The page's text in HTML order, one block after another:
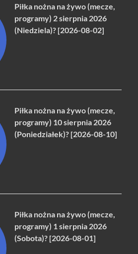
Piłka nożna na żywo (mecze,
programy) 2 sierpnia 2026
(Niedziela)? [2026-08-02]
Piłka nożna na żywo (mecze,
programy) 10 sierpnia 2026
(Poniedziałek)? [2026-08-10]
Piłka nożna na żywo (mecze,
programy) 1 sierpnia 2026
(Sobota)? [2026-08-01]